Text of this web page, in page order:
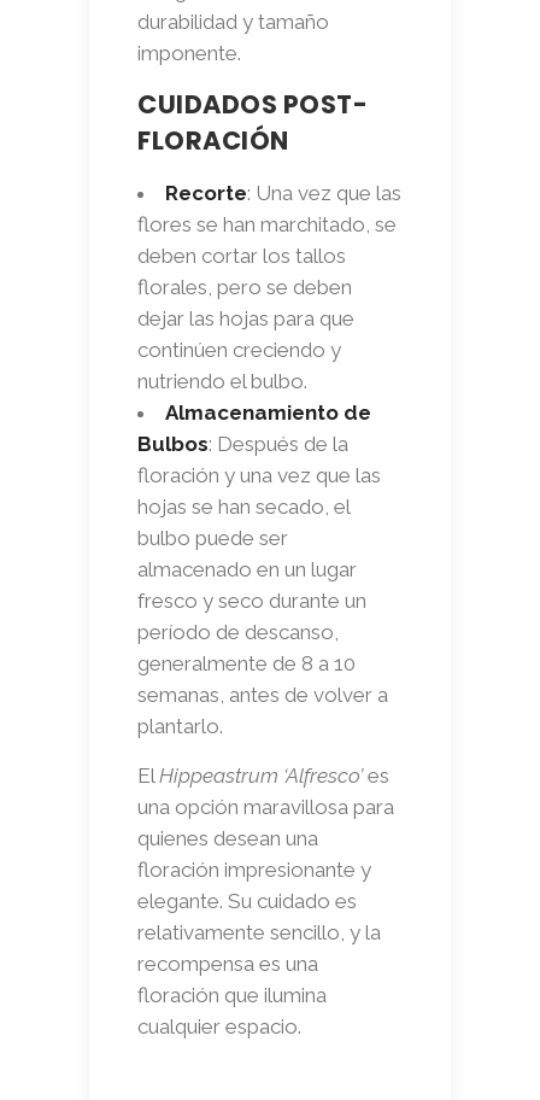
durabilidad y tamaño
imponente.
CUIDADOS POST-
FLORACIÓN
Recorte: Una vez que las
flores se han marchitado, se
deben cortar los tallos
florales, pero se deben
dejar las hojas para que
continúen creciendo y
nutriendo el bulbo.
Almacenamiento de
Bulbos: Después de la
floración y una vez que las
hojas se han secado, el
bulbo puede ser
almacenado en un lugar
fresco y seco durante un
período de descanso,
generalmente de 8 a 10
semanas, antes de volver a
plantarlo.
El Hippeastrum ‘Alfresco’es
una opción maravillosa para
quienes desean una
floración impresionante y
elegante. Su cuidado es
relativamente sencillo, y la
recompensa es una
floración que ilumina
cualquier espacio.